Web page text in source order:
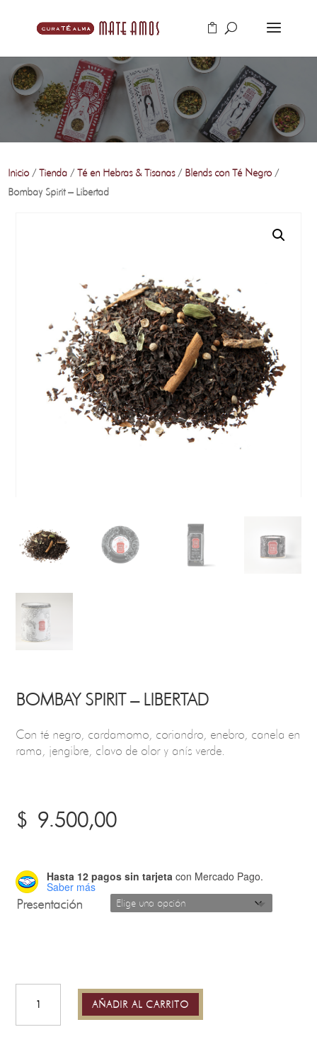
Inicio /Tienda /Té en Hebras & Tisanas/ Blends con Té Negro /
Bombay Spirit – Libertad
BOMBAY SPIRIT – LIBERTAD
Con té negro, cardamomo, coriandro, enebro, canela en
rama, jengibre, clavo de olor y anís verde.
$9.500,00
Hasta 12 pagos sin tarjeta con Mercado Pago.
Saber más
Presentación
-
Libertad
AÑADIR AL CARRITO